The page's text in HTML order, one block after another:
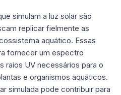
simulam a luz solar são
replicar fielmente as
aquático. Essas
fornecer um espectro
raios UV necessários para o
e organismos aquáticos.
simulada pode contribuir para